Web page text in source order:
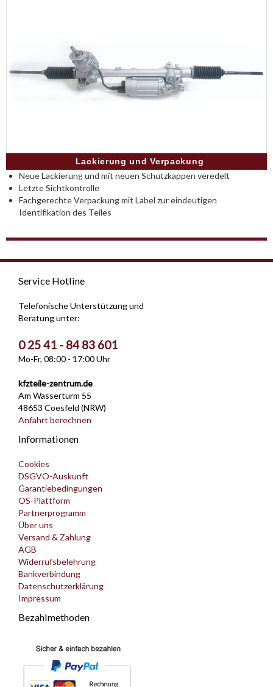
Lackierung und Verpackung
Neue Lackierung und mit neuen Schutzkappen veredelt
Letzte Sichtkontrolle
Fachgerechte Verpackung mit Label zur eindeutigen
Identifikation des Teiles
Service Hotline
Telefonische Unterstützung und
Beratung unter:
0 25 41 - 84 83 601
Mo-Fr, 08:00 - 17:00 Uhr
kfzteile-zentrum.de
Am Wasserturm 55
48653 Coesfeld (NRW)
Anfahrt berechnen
Informationen
Cookies
DSGVO-Auskunft
Garantiebedingungen
OS-Plattform
Partnerprogramm
Über uns
Versand & Zahlung
AGB
Widerrufsbelehrung
Bankverbindung
Datenschutzerklärung
Impressum
Bezahlmethoden